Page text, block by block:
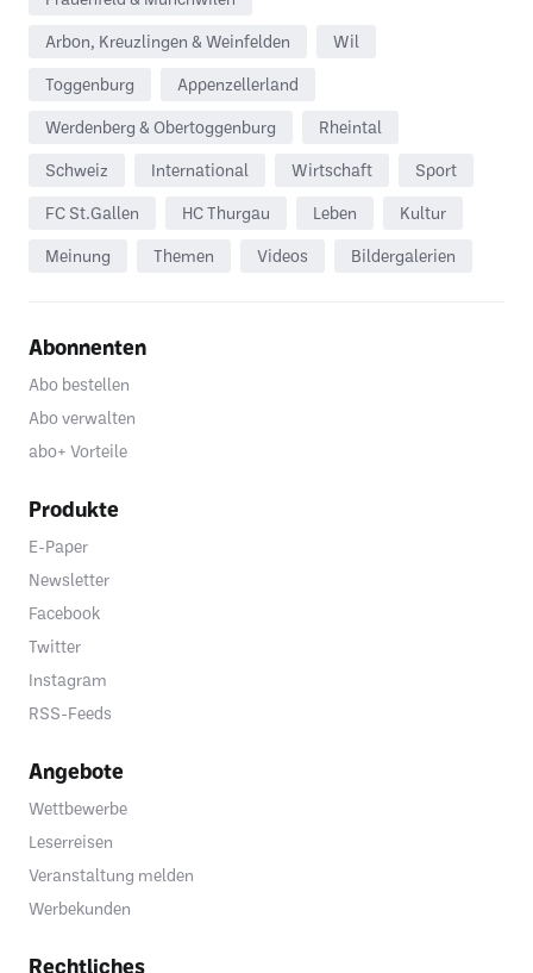
Arbon, Kreuzlingen & Weinfelden Wil
Toggenburg Appenzellerland
Werdenberg & Obertoggenburg Rheintal
Schweiz International Wirtschaft Sport
FC St.Gallen HC Thurgau Leben Kultur
Meinung Themen Videos Bildergalerien
Abonnenten
Abo bestellen
Abo verwalten
abo+ Vorteile
Produkte
E-Paper
Newsletter
Facebook
Twitter
Instagram
RSS-Feeds
Angebote
Wettbewerbe
Leserreisen
Veranstaltung melden
Werbekunden
Rechtliches